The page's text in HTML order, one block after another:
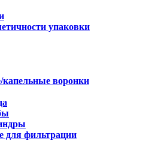
упаковки
капельные воронки
для фильтрации